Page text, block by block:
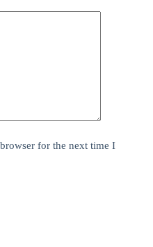
for the next time I